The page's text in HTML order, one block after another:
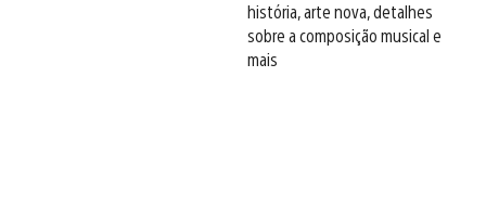
história, arte nova, detalhes
sobre a composição musical e
mais